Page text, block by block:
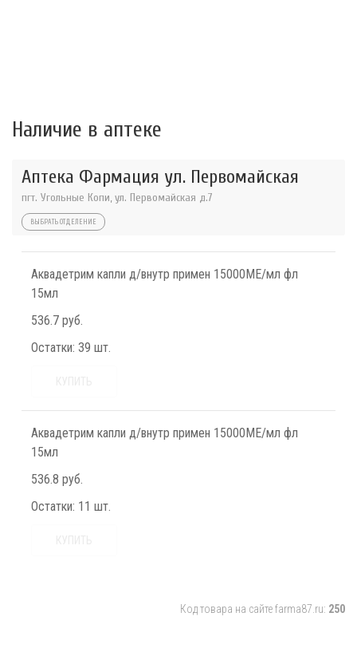
Наличие в аптеке
Аптека Фармация ул. Первомайская
пгт. Угольные Копи, ул. Первомайская д.7
ВЫБРАТЬ ОТДЕЛЕНИЕ
Аквадетрим капли д/внутр примен 15000МЕ/мл фл
15мл
536.7 руб.
Остатки: 39 шт.
Аквадетрим капли д/внутр примен 15000МЕ/мл фл
15мл
536.8 руб.
Остатки: 11 шт.
Код товара на сайте farma87.ru: 250